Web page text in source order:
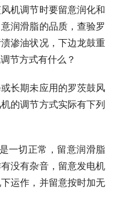
机调节时要留意润化和
润滑脂的品质，查验罗
渗油状况，下边龙鼓重
节方式有什么？
长期未应用的罗茨鼓风
的调节方式实际有下列
一切正常，留意润滑脂
没有杂音，留意发电机
运作，并留意按时加无